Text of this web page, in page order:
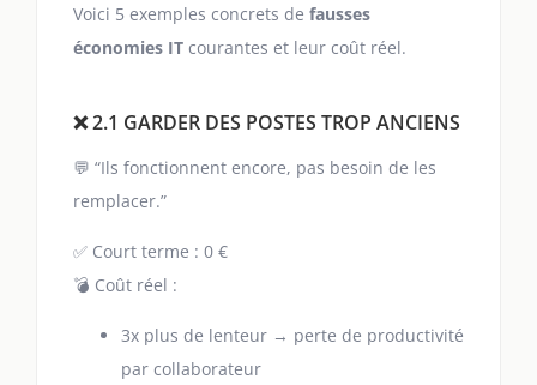
Voici 5 exemples concrets de fausses
économies IT courantes et leur coût réel.
❌ 2.1 GARDER DES POSTES TROP ANCIENS
💬 “Ils fonctionnent encore, pas besoin de les
remplacer.”
✅ Court terme : 0 €
💣 Coût réel :
3x plus de lenteur → perte de productivité
par collaborateur